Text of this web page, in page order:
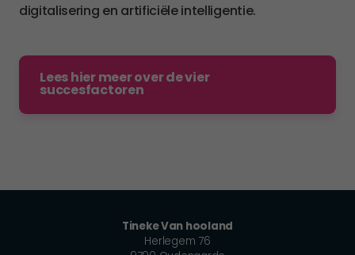
digitalisering en artificiële intelligentie.
Lees hier meer over de vier
succesfactoren
Tineke Van hooland
Herlegem 76